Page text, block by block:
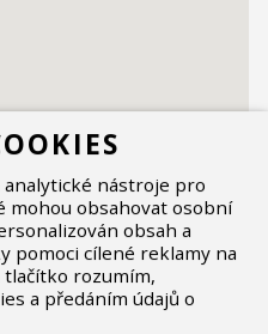
analytické nástroje pro
mohou obsahovat osobní
obsah a
pomoci cílené reklamy na
tlačítko rozumím,
a předáním údajů o